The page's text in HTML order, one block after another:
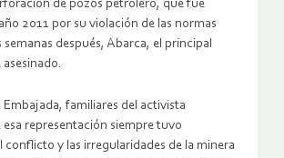
de pozos petrolero, que fue
2011 por su violación de las normas
semanas después, Abarca, el principal
Embajada, familiares del activista
representación siempre tuvo
y las irregularidades de la minera